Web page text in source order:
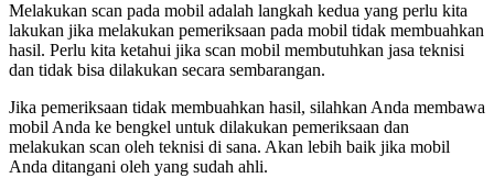
Melakukan scan pada mobil adalah langkah kedua yang perlu kita
lakukan jika melakukan pemeriksaan pada mobil tidak membuahkan
hasil. Perlu kita ketahui jika scan mobil membutuhkan jasa teknisi
dan tidak bisa dilakukan secara sembarangan.
Jika pemeriksaan tidak membuahkan hasil, silahkan Anda membawa
mobil Anda ke bengkel untuk dilakukan pemeriksaan dan
melakukan scan oleh teknisi di sana. Akan lebih baik jika mobil
Anda ditangani oleh yang sudah ahli.